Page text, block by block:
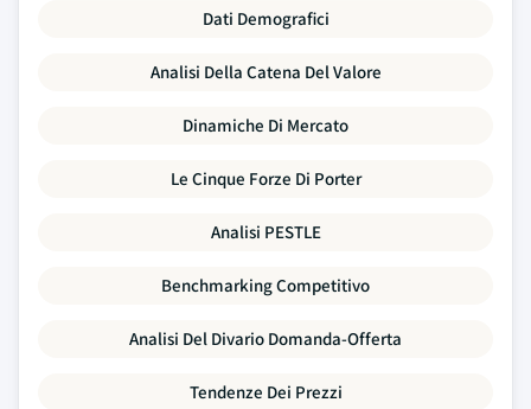
Dati Demografici
Analisi Della Catena Del Valore
Dinamiche Di Mercato
Le Cinque Forze Di Porter
Analisi PESTLE
Benchmarking Competitivo
Analisi Del Divario Domanda-Offerta
Tendenze Dei Prezzi